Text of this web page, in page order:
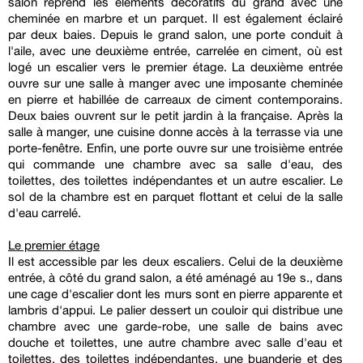
cheminée en marbre et un parquet. Il est également éclairé
par deux baies. Depuis le grand salon, une porte conduit à
l'aile, avec une deuxième entrée, carrelée en ciment, où est
logé un escalier vers le premier étage. La deuxième entrée
ouvre sur une salle à manger avec une imposante cheminée
en pierre et habillée de carreaux de ciment contemporains.
Deux baies ouvrent sur le petit jardin à la française. Après la
salle à manger, une cuisine donne accès à la terrasse via une
porte-fenêtre. Enfin, une porte ouvre sur une troisième entrée
qui commande une chambre avec sa salle d'eau, des
toilettes, des toilettes indépendantes et un autre escalier. Le
sol de la chambre est en parquet flottant et celui de la salle
d'eau carrelé.
Le premier étage
Il est accessible par les deux escaliers. Celui de la deuxième
entrée, à côté du grand salon, a été aménagé au 19e s., dans
une cage d'escalier dont les murs sont en pierre apparente et
lambris d'appui. Le palier dessert un couloir qui distribue une
chambre avec une garde-robe, une salle de bains avec
douche et toilettes, une autre chambre avec salle d'eau et
toilettes, des toilettes indépendantes, une buanderie et des